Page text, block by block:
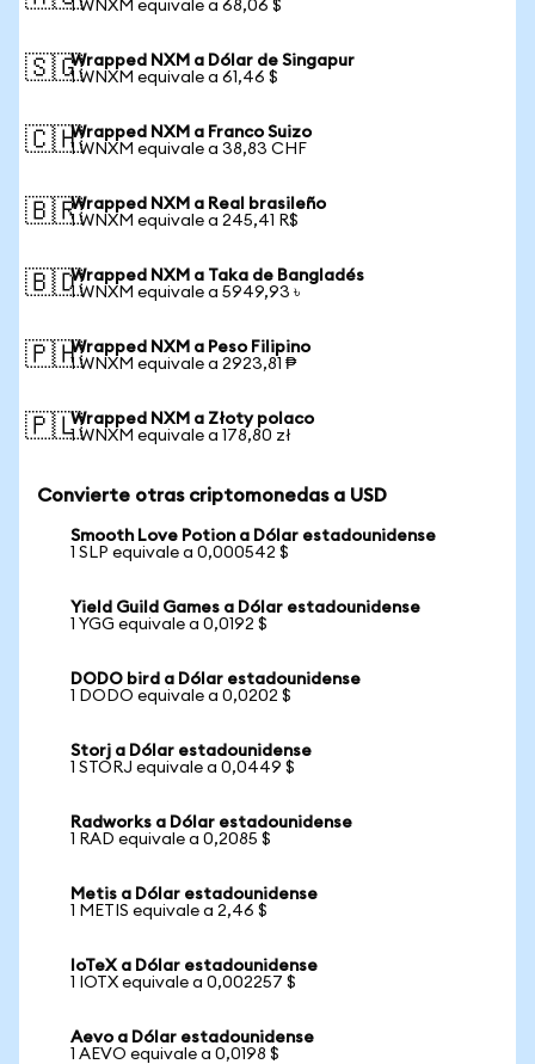
1 WNXM equivale a 68,06 $
🇸🇬Wrapped NXM a Dólar de Singapur
1 WNXM equivale a 61,46 $
🇨🇭Wrapped NXM a Franco Suizo
1 WNXM equivale a 38,83 CHF
🇧🇷Wrapped NXM a Real brasileño
1 WNXM equivale a 245,41 R$
🇧🇩Wrapped NXM a Taka de Bangladés
1 WNXM equivale a 5949,93 ৳
🇵🇭Wrapped NXM a Peso Filipino
1 WNXM equivale a 2923,81 ₱
🇵🇱Wrapped NXM a Złoty polaco
1 WNXM equivale a 178,80 zł
Convierte otras criptomonedas a USD
Smooth Love Potion a Dólar estadounidense
1 SLP equivale a 0,000542 $
Yield Guild Games a Dólar estadounidense
1 YGG equivale a 0,0192 $
DODO bird a Dólar estadounidense
1 DODO equivale a 0,0202 $
Storj a Dólar estadounidense
1 STORJ equivale a 0,0449 $
Radworks a Dólar estadounidense
1 RAD equivale a 0,2085 $
Metis a Dólar estadounidense
1 METIS equivale a 2,46 $
IoTeX a Dólar estadounidense
1 IOTX equivale a 0,002257 $
Aevo a Dólar estadounidense
1 AEVO equivale a 0,0198 $